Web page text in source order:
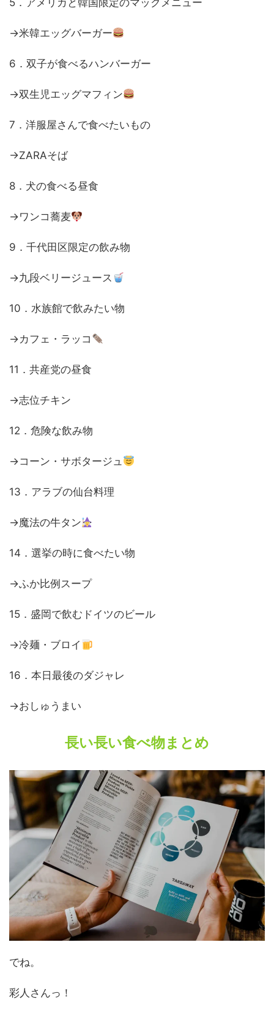
5．アメリカと韓国限定のマックメニュー
→米韓エッグバーガー
6．双子が食べるハンバーガー
→双生児エッグマフィン
7．洋服屋さんで食べたいもの
→ZARAそば
8．犬の食べる昼食
→ワンコ蕎麦
9．千代田区限定の飲み物
→九段ベリージュース
10．水族館で飲みたい物
→カフェ・ラッコ
11．共産党の昼食
→志位チキン
12．危険な飲み物
→コーン・サボタージュ
13．アラブの仙台料理
→魔法の牛タン
14．選挙の時に食べたい物
→ふか比例スープ
15．盛岡で飲むドイツのビール
→冷麺・ブロイ
16．本日最後のダジャレ
→おしゅうまい
長い長い食べ物まとめ
でね。
彩人さんっ！